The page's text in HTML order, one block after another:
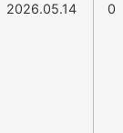
2026.05.14 0